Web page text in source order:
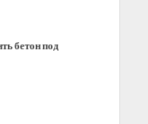
бетон под